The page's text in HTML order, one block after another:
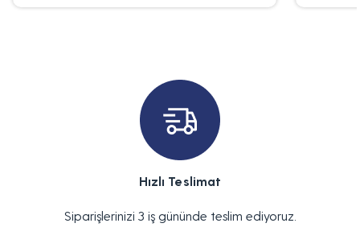
Hızlı Teslimat
Siparişlerinizi 3 iş gününde teslim ediyoruz.